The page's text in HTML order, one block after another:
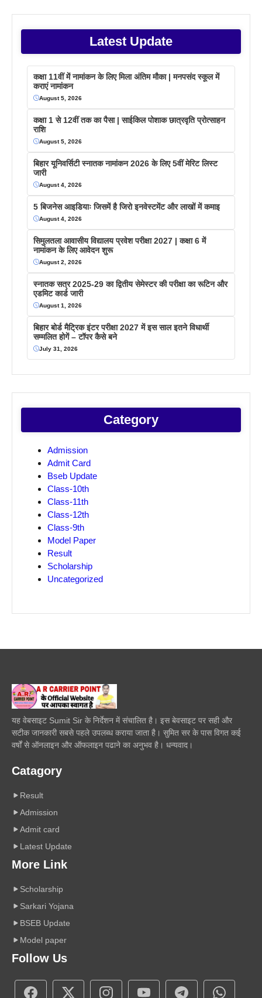
Latest Update
कक्षा 11वीं में नामांकन के लिए मिला अंतिम मौका | मनपसंद स्कूल में
कराएं नामांकन
August 5, 2026
कक्षा 1 से 12वीं तक का पैसा | साईकिल पोशाक छात्रवृति प्रोत्साहन
राशि
August 5, 2026
बिहार यूनिवर्सिटी स्नातक नामांकन 2026 के लिए 5वीं मेरिट लिस्ट
जारी
August 4, 2026
5 बिजनेस आइडियाः जिसमें है जिरो इनवेस्टमेंट और लाखों में कमाइ
August 4, 2026
सिमुलतला आवासीय विद्यालय प्रवेश परीक्षा 2027 | कक्षा 6 में
नामांकन के लिए आवेदन शुरू
August 2, 2026
स्नातक सत्र 2025-29 का द्वितीय सेमेस्टर की परीक्षा का रूटिन और
एडमिट कार्ड जारी
August 1, 2026
बिहार बोर्ड मैट्रिक इंटर परीक्षा 2027 में इस साल इतने विधार्थी
सम्मलित होगें – टॉपर कैसे बने
July 31, 2026
Category
Admission
Admit Card
Bseb Update
Class-10th
Class-11th
Class-12th
Class-9th
Model Paper
Result
Scholarship
Uncategorized
यह वेबसाइट Sumit Sir के निर्देशन में संचालित है। इस बेवसाइट पर सही और
सटीक जानकारी सबसे पहले उपलब्ध कराया जाता है। सुमित सर के पास विगत कई
वर्षों से ऑनलाइन और ऑफलाइन पढाने का अनुभव है। धन्यवाद।
Catagory
Result
Admission
Admit card
Latest Update
More Link
Scholarship
Sarkari Yojana
BSEB Update
Model paper
Follow Us